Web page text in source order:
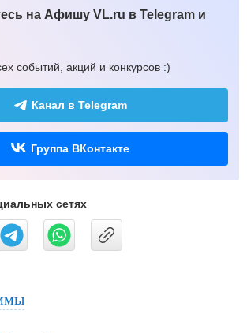
на Афишу VL.ru в Telegram и
событий, акций и конкурсов :)
Канал в Telegram
Группа ВКонтакте
сетях